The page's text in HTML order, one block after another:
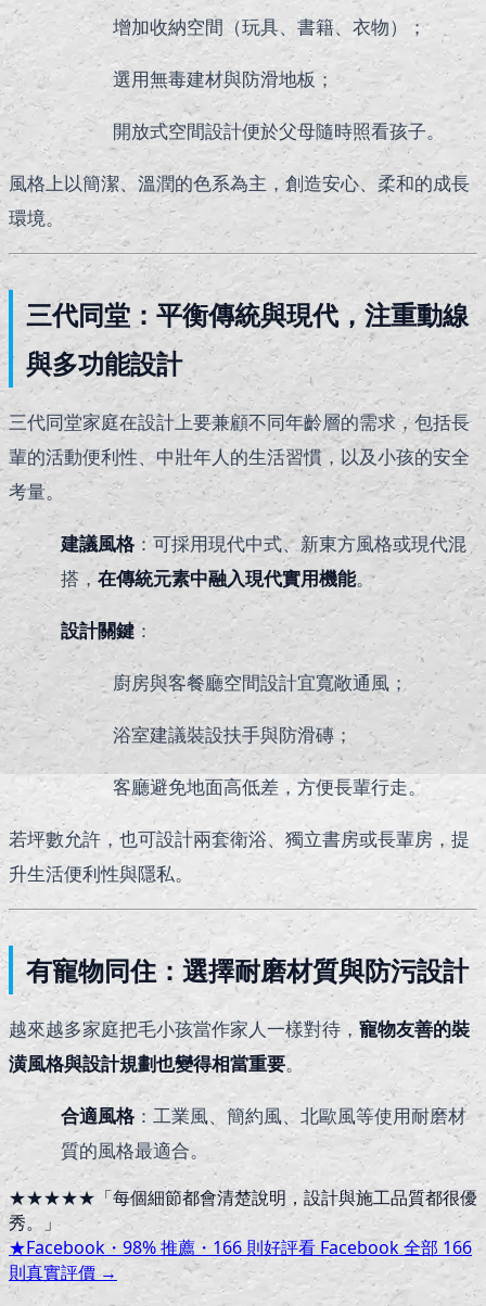
增加收納空間（玩具、書籍、衣物）；
選用無毒建材與防滑地板；
開放式空間設計便於父母隨時照看孩子。
風格上以簡潔、溫潤的色系為主，創造安心、柔和的成長
環境。
三代同堂：平衡傳統與現代，注重動線
與多功能設計
三代同堂家庭在設計上要兼顧不同年齡層的需求，包括長
輩的活動便利性、中壯年人的生活習慣，以及小孩的安全
考量。
建議風格：可採用現代中式、新東方風格或現代混
搭，在傳統元素中融入現代實用機能。
設計關鍵：
廚房與客餐廳空間設計宜寬敞通風；
浴室建議裝設扶手與防滑磚；
客廳避免地面高低差，方便長輩行走。
若坪數允許，也可設計兩套衛浴、獨立書房或長輩房，提
升生活便利性與隱私。
有寵物同住：選擇耐磨材質與防污設計
越來越多家庭把毛小孩當作家人一樣對待， 寵物友善的裝
潢風格與設計規劃也變得相當重要。
合適風格：工業風、簡約風、北歐風等使用耐磨材
質的風格最適合。
★★★★★ 「每個細節都會清楚說明，設計與施工品質都很優
秀。 」
★Facebook・ 98% 推薦・ 166則好評看 Facebook 全部 166
則真實評價 →